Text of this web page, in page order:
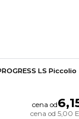
LS Piccolio
cena od
cena od5,00